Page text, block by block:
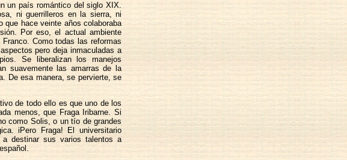
un país romántico del siglo XIX.
ni guerrilleros en la sierra, ni
que hace veinte años colaboraba
Por eso, el actual ambiente
Como todas las reformas
pero deja inmaculadas a
Se liberalizan los manejos
suavemente las amarras de la
De esa manera, se pervierte, se
de todo ello es que uno de los
menos, que Fraga Iribarne. Si
como Solis, o un tío de grandes
iPero Fraga! El universitario
a destinar sus varios talentos a